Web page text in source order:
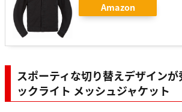
Amazon
スポーティな切り替えデザイン
ックライト メッシュジャケット